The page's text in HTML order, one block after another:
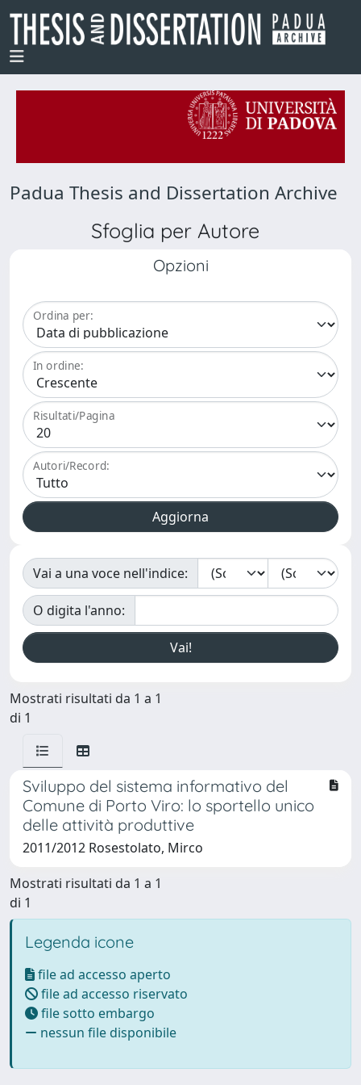
Padua Thesis and Dissertation Archive
Sfoglia per Autore
Opzioni
Ordina per:
In ordine:
Risultati/Pagina
Autori/Record:
Vai a una voce nell'indice:
O digita l'anno:
Mostrati risultati da 1 a 1
di 1
Sviluppo del sistema informativo del
Comune di Porto Viro: lo sportello unico
delle attività produttive
2011/2012 Rosestolato, Mirco
Mostrati risultati da 1 a 1
di 1
Legenda icone
file ad accesso aperto
file ad accesso riservato
file sotto embargo
nessun file disponibile